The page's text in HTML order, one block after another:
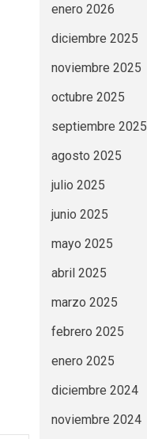
enero 2026
diciembre 2025
noviembre 2025
octubre 2025
septiembre 2025
agosto 2025
julio 2025
junio 2025
mayo 2025
abril 2025
marzo 2025
febrero 2025
enero 2025
diciembre 2024
noviembre 2024